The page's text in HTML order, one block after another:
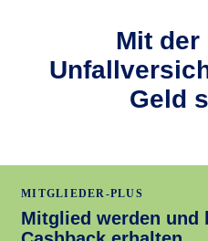
Mit der
Geld
MITGLIEDER-PLUS
Mitglied werden und